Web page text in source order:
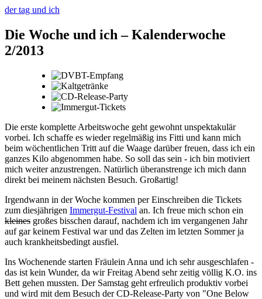
der tag und ich
Die Woche und ich – Kalenderwoche
2/2013
Die erste komplette Arbeitswoche geht gewohnt unspektakulär
vorbei. Ich schaffe es wieder regelmäßig ins Fitti und kann mich
beim wöchentlichen Tritt auf die Waage darüber freuen, dass ich ein
ganzes Kilo abgenommen habe. So soll das sein - ich bin motiviert
mich weiter anzustrengen. Natürlich überanstrenge ich mich dann
direkt bei meinem nächsten Besuch. Großartig!
Irgendwann in der Woche kommen per Einschreiben die Tickets
zum diesjährigen Immergut-Festival an. Ich freue mich schon ein
kleines großes bisschen darauf, nachdem ich im vergangenen Jahr
auf gar keinem Festival war und das Zelten im letzten Sommer ja
auch krankheitsbedingt ausfiel.
Ins Wochenende starten Fräulein Anna und ich sehr ausgeschlafen -
das ist kein Wunder, da wir Freitag Abend sehr zeitig völlig K.O. ins
Bett gehen mussten. Der Samstag geht erfreulich produktiv vorbei
und wird mit dem Besuch der CD-Release-Party von "One Below